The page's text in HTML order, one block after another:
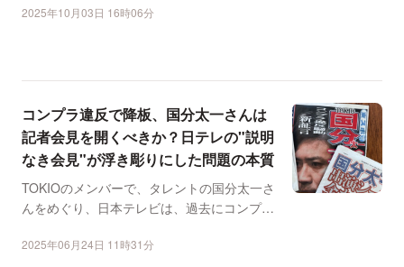
2025年10月03日 16時06分
コンプラ違反で降板、国分太一さんは
記者会見を開くべきか？日テレの"説明
なき会見"が浮き彫りにした問題の本質
TOKIOのメンバーで、タレントの国分太一さ
んをめぐり、日本テレビは、過去にコンプラ
2025年06月24日 11時31分